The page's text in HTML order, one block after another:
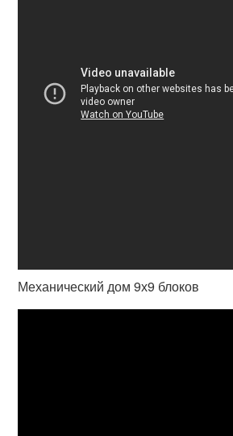
Механический дом 9х9 блоков